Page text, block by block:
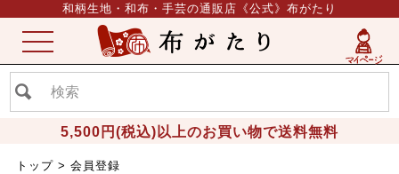
和柄生地・和布・手芸の通販店《公式》布がたり
5,500円(税込)以上のお買い物で送料無料
ME
NU
トップ 会員登録